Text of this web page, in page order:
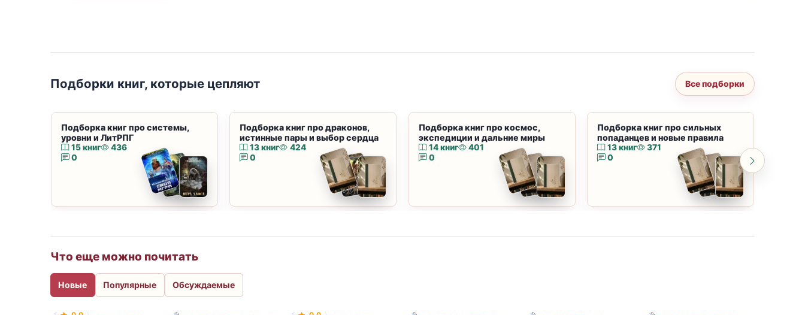
Подборки книг, которые цепляют Все подборки
Подборка книг про системы,
уровни и ЛитРПГ
15 книг
436
0
Подборка книг про драконов,
истинные пары и выбор сердца
13 книг
424
0
Подборка книг про космос,
экспедиции и дальние миры
14 книг
401
0
Подборка книг про сильных
попаданцев и новые правила
13 книг
371
0
Что еще можно почитать
Новые Популярные Обсуждаемые